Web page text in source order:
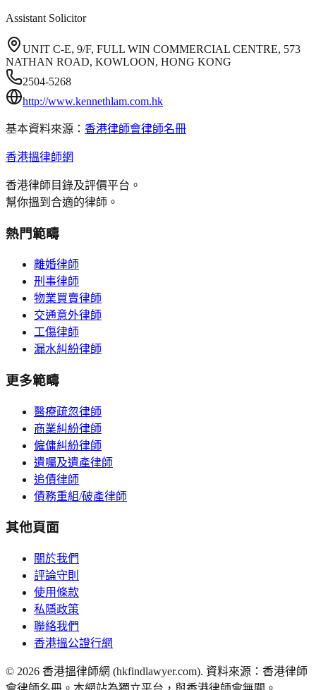
Assistant Solicitor
UNIT C-E, 9/F, FULL WIN COMMERCIAL CENTRE, 573
NATHAN ROAD, KOWLOON, HONG KONG
2504-5268
http://www.kennethlam.com.hk
基本資料來源： 香港律師會律師名冊
香港搵律師網
香港律師目錄及評價平台。
幫你搵到合適的律師。
熱門範疇
離婚律師
刑事律師
物業買賣律師
交通意外律師
工傷律師
漏水糾紛律師
更多範疇
醫療疏忽律師
商業糾紛律師
僱傭糾紛律師
遺囑及遺產律師
追債律師
債務重組/破產律師
其他頁面
關於我們
評論守則
使用條款
私隱政策
聯絡我們
香港搵公證行網
© 2026 香港搵律師網 (hkfindlawyer.com). 資料來源：香港律師